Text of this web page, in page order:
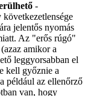
-
jelentős nyomás
Az "erős rúgó"
amikor a
leggyorsabban el
kell győznie a
például az ellenőrző
van, hogy